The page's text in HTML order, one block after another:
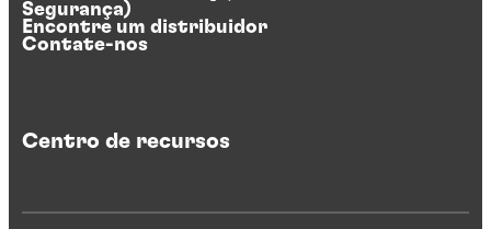
Segurança)
Encontre um distribuidor
Contate-nos
Centro de recursos